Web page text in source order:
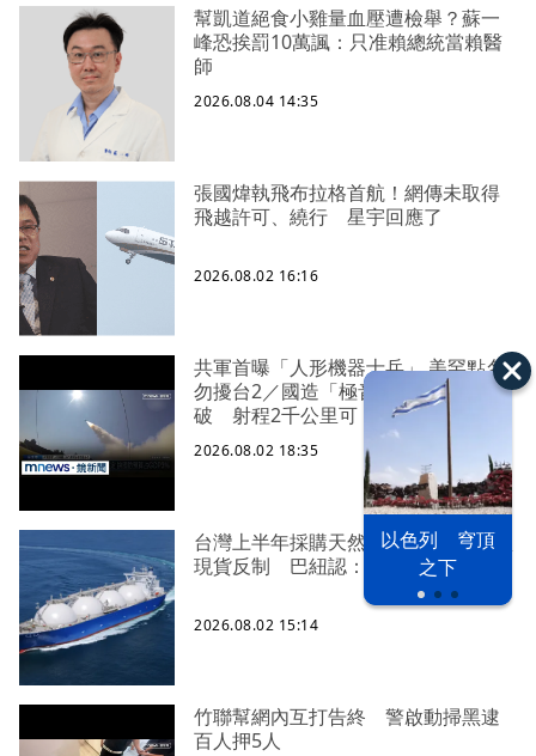
以色列 穹頂
之下
幫凱道絕食小雞量血壓遭檢舉？蘇一
峰恐挨罰10萬諷：只准賴總統當賴醫
師
2026.08.04 14:35
張國煒執飛布拉格首航！網傳未取得
飛越許可、繞行 星宇回應了
2026.08.02 16:16
共軍首曝「人形機器士兵」 美罕點名
勿擾台2／國造「極音速飛彈」重大突
破 射程2千公里可「直通北京」
2026.08.02 18:35
台灣上半年採購天然氣112億！祭停買
現貨反制 巴紐認：是重要客戶
2026.08.02 15:14
竹聯幫網內互打告終 警啟動掃黑逮
百人押5人